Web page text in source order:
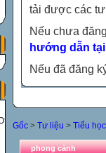
tải được các
Nếu chưa
hướng dẫn
Nếu đã đăng
Gốc > Tư liệu > Tiểu học
phong cảnh